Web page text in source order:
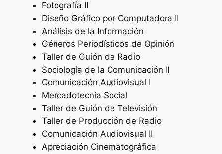
Fotografía II
Diseño Gráfico por Computadora II
Análisis de la Información
Géneros Periodísticos de Opinión
Taller de Guión de Radio
Sociología de la Comunicación II
Comunicación Audiovisual I
Mercadotecnia Social
Taller de Guión de Televisión
Taller de Producción de Radio
Comunicación Audiovisual II
Apreciación Cinematográfica